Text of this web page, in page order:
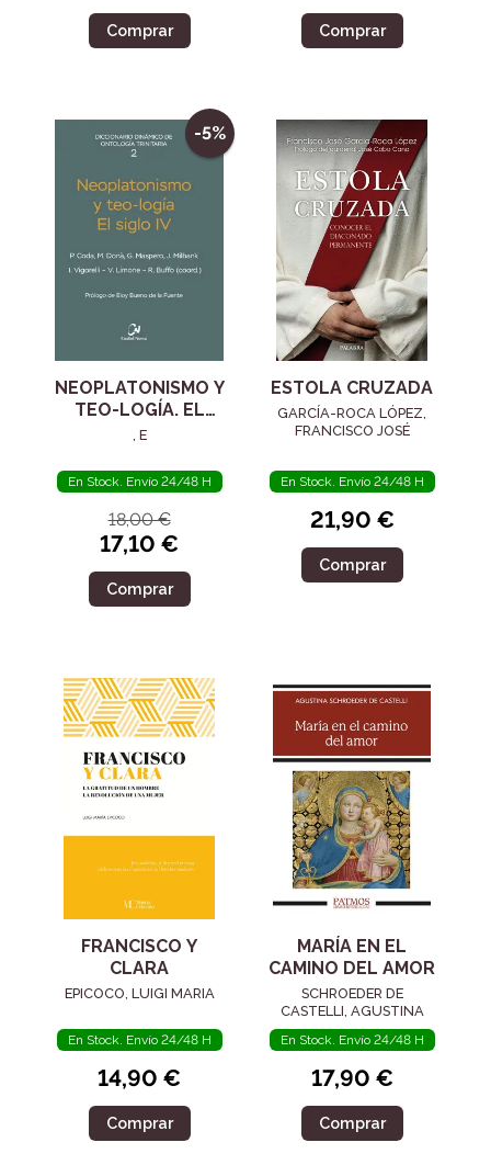
Comprar Comprar
-5%
NEOPLATONISMO Y
TEO-LOGÍA. EL
SIGLO IV
, E
En Stock. Envío 24/48 H
18,00 €
17,10 €
Comprar
ESTOLA CRUZADA
GARCÍA-ROCA LÓPEZ,
FRANCISCO JOSÉ
En Stock. Envío 24/48 H
21,90 €
Comprar
FRANCISCO Y
CLARA
EPICOCO, LUIGI MARIA
En Stock. Envío 24/48 H
14,90 €
Comprar
MARÍA EN EL
CAMINO DEL AMOR
SCHROEDER DE
CASTELLI, AGUSTINA
En Stock. Envío 24/48 H
17,90 €
Comprar